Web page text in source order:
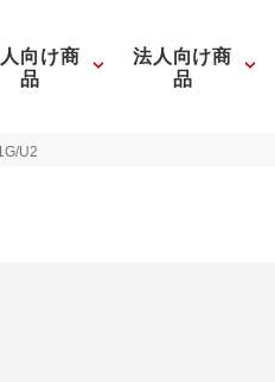
向け商
品
法人向け商
品
U2